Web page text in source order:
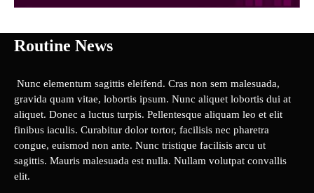
Routine News
Nunc elementum sagittis eleifend. Cras non sem malesuada,
gravida quam vitae, lobortis ipsum. Nunc aliquet lobortis dui at
aliquet. Donec a luctus turpis. Pellentesque aliquam leo et elit
finibus iaculis. Curabitur dolor tortor, facilisis nec pharetra
congue, euismod non ante. Nunc tristique facilisis arcu ut
sagittis. Mauris malesuada est nulla. Nullam volutpat convallis
elit.